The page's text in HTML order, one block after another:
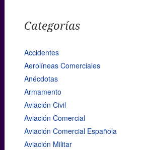
Categorías
Accidentes
Aerolíneas Comerciales
Anécdotas
Armamento
Aviación Civil
Aviación Comercial
Aviación Comercial Española
Aviación Militar